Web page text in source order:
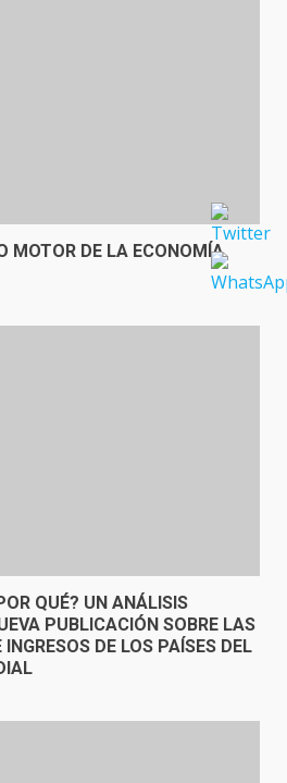
MOTOR DE LA ECONOMÍA
QUÉ? UN ANÁLISIS
PUBLICACIÓN SOBRE LAS
DE LOS PAÍSES DEL